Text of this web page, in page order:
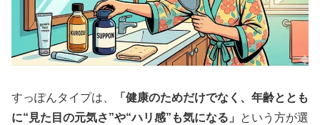
すっぽんタイプは、
「健康のためだけでなく、年齢ととも
に“見た目の元気さ”や“ハリ感”も気になる」
という方が選